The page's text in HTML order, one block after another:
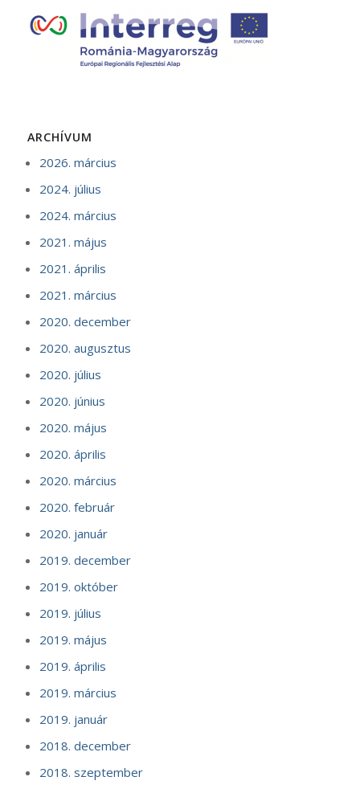
ARCHÍVUM
2026. március
2024. július
2024. március
2021. május
2021. április
2021. március
2020. december
2020. augusztus
2020. július
2020. június
2020. május
2020. április
2020. március
2020. február
2020. január
2019. december
2019. október
2019. július
2019. május
2019. április
2019. március
2019. január
2018. december
2018. szeptember